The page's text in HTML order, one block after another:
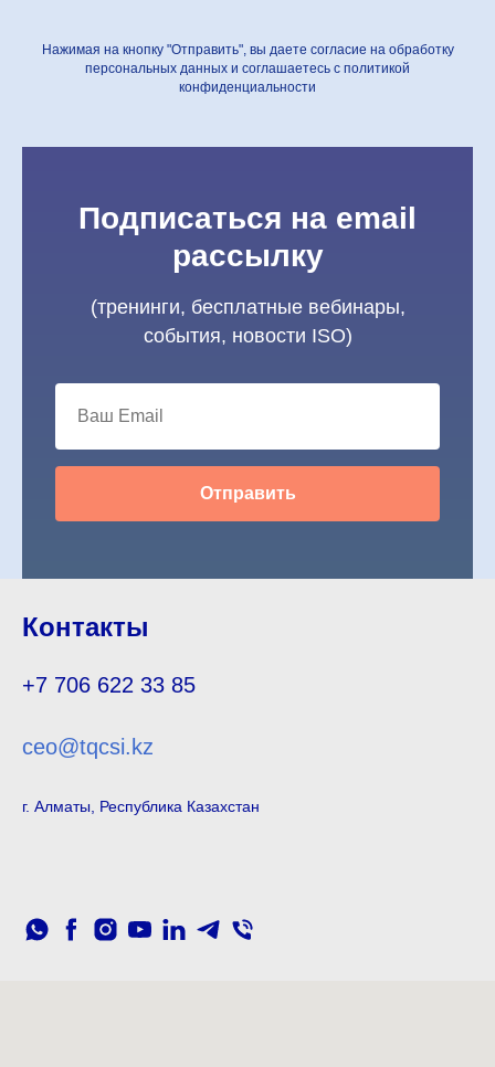
Нажимая на кнопку "Отправить", вы даете согласие на обработку
персональных данных и соглашаетесь c политикой
конфиденциальности
Подписаться на email
рассылку
(тренинги, бесплатные вебинары,
события, новости ISO)
Отправить
Контакты
+7 706 622 33 85
ceo@tqcsi.kz
г. Алматы, Республика Казахстан